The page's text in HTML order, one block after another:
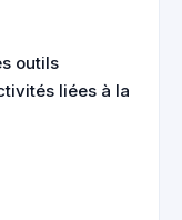
outils
liées à la